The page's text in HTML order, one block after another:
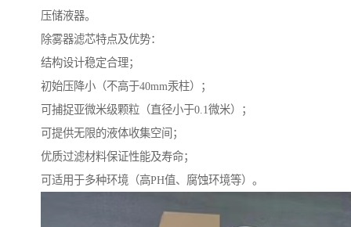
压储液器。
除雾器滤芯特点及优势：
结构设计稳定合理；
初始压降小（不高于40mm汞柱）；
可捕捉亚微米级颗粒（直径小于0.1微米）；
可提供无限的液体收集空间；
优质过滤材料保证性能及寿命；
可适用于多种环境（高PH值、腐蚀环境等）。